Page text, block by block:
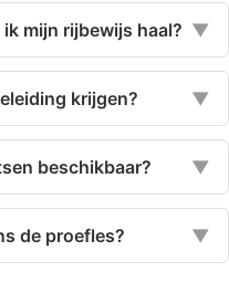
mijn rijbewijs haal? ▼
krijgen? ▼
beschikbaar? ▼
de proefles? ▼